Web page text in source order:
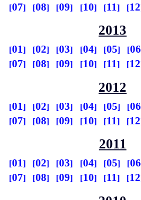
07
08 09 10 11 12
2013
01 02 03 04 05
06
07
08 09 10 11 12
2012
01 02 03 04 05
06
07
08 09 10 11 12
2011
01 02 03 04 05
06
07
08 09 10 11 12